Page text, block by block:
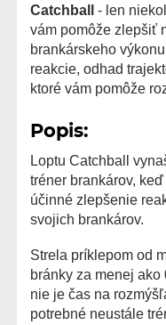
Catchball - len
vám pomôže zlepšiť
brankárskeho
reakcie, odhad
ktoré vám pomôže
Popis:
Loptu Catchball
tréner brankárov,
účinné zlepšenie
svojich brankárov.
Strela príklepom od
bránky za menej ako
nie je čas na
potrebné neustále